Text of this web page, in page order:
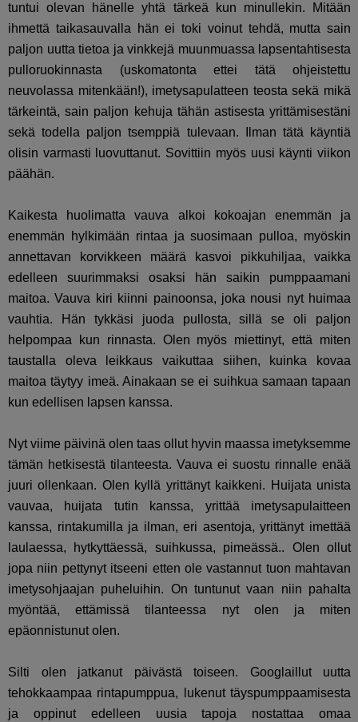
tuntui olevan hänelle yhtä tärkeä kun minullekin. Mitään
ihmettä taikasauvalla hän ei toki voinut tehdä, mutta sain
paljon uutta tietoa ja vinkkejä muunmuassa lapsentahtisesta
pulloruokinnasta (uskomatonta ettei tätä ohjeistettu
neuvolassa mitenkään!), imetysapulatteen teosta sekä mikä
tärkeintä, sain paljon kehuja tähän astisesta yrittämisestäni
sekä todella paljon tsemppiä tulevaan. Ilman tätä käyntiä
olisin varmasti luovuttanut. Sovittiin myös uusi käynti viikon
päähän.
Kaikesta huolimatta vauva alkoi kokoajan enemmän ja
enemmän hylkimään rintaa ja suosimaan pulloa, myöskin
annettavan korvikkeen määrä kasvoi pikkuhiljaa, vaikka
edelleen suurimmaksi osaksi hän saikin pumppaamani
maitoa. Vauva kiri kiinni painoonsa, joka nousi nyt huimaa
vauhtia. Hän tykkäsi juoda pullosta, sillä se oli paljon
helpompaa kun rinnasta. Olen myös miettinyt, että miten
taustalla oleva leikkaus vaikuttaa siihen, kuinka kovaa
maitoa täytyy imeä. Ainakaan se ei suihkua samaan tapaan
kun edellisen lapsen kanssa.
Nyt viime päivinä olen taas ollut hyvin maassa imetyksemme
tämän hetkisestä tilanteesta. Vauva ei suostu rinnalle enää
juuri ollenkaan. Olen kyllä yrittänyt kaikkeni. Huijata unista
vauvaa, huijata tutin kanssa, yrittää imetysapulaitteen
kanssa, rintakumilla ja ilman, eri asentoja, yrittänyt imettää
laulaessa, hytkyttäessä, suihkussa, pimeässä.. Olen ollut
jopa niin pettynyt itseeni etten ole vastannut tuon mahtavan
imetysohjaajan puheluihin. On tuntunut vaan niin pahalta
myöntää, ettämissä tilanteessa nyt olen ja miten
epäonnistunut olen.
Silti olen jatkanut päivästä toiseen. Googlaillut uutta
tehokkaampaa rintapumppua, lukenut täyspumppaamisesta
ja oppinut edelleen uusia tapoja nostattaa omaa